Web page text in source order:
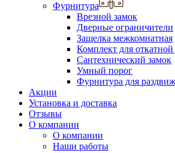
Фурнитура
Врезной замок
Дверные ограничители
Защелка межкомнатная
Комплект для откатной
Сантехнический замок
Умный порог
Фурнитура для
Акции
Установка и доставка
Отзывы
О компании
О компании
Наши работы